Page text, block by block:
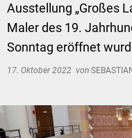
Ausstellung „Großes
Maler des 19.
Sonntag eröffnet
17. Oktober 2022 von